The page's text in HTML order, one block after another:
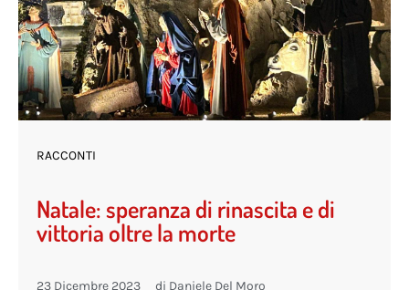
RACCONTI
Natale: speranza di rinascita e di
vittoria oltre la morte
23 Dicembre 2023 di Daniele Del Moro